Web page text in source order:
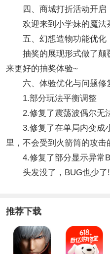
四、商城打折活动开启
欢迎来到小学妹的魔法
五、幻想造物功能优化
抽奖的展现形式做了颠
来更好的抽奖体验~
六、体验优化与问题修
1.部分玩法平衡调整
2.修复了震荡波偶尔无
3.修复了在单局内变成
里，不会受到火箭筒的攻击
4.修复了部分显示异常
头发没了，BUG也少了!
推荐下载